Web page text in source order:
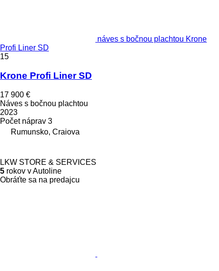
náves s bočnou plachtou Krone
Profi Liner SD
15
Krone Profi Liner SD
17 900 €
Náves s bočnou plachtou
2023
Počet náprav 3
Rumunsko, Craiova
LKW STORE & SERVICES
5 rokov v Autoline
Obráťte sa na predajcu